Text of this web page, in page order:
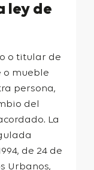
ley de
o titular de
o mueble
persona,
del
La
, de 24 de
Urbanos,